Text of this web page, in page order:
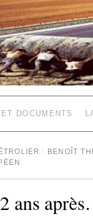
DOCUMENTS
: BENOÎT
ans